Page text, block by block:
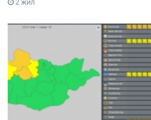
2 жил